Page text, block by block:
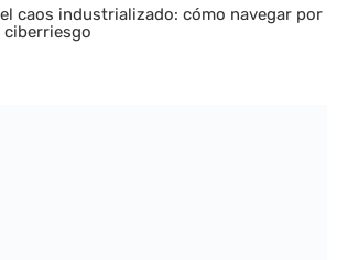
caos industrializado: cómo navegar por
ciberriesgo